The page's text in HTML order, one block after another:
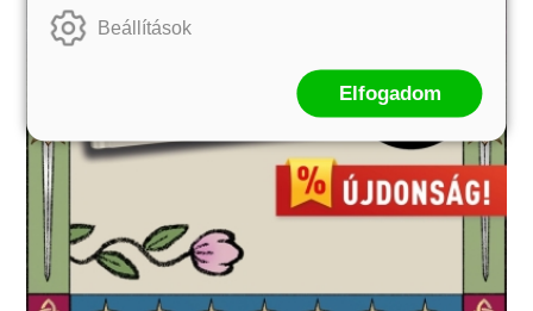
Beállítások
Elfogadom